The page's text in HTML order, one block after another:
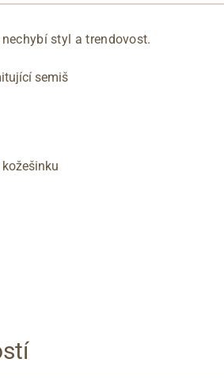
nechybí styl a trendovost.
semiš